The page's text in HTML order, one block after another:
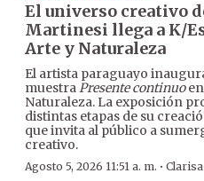
El universo creativo
Martinesi llega a K/
Arte y Naturaleza
El artista paraguayo
muestraPresente continuoen
Naturaleza. La exposición
distintas etapas de su
que invita al público a
creativo.
Agosto 5, 2026 11:51 a. m. ·